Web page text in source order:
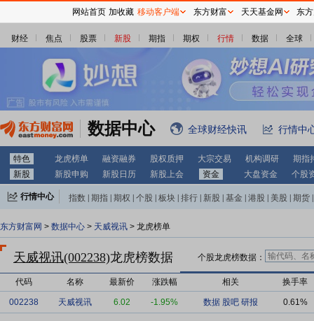
财经 焦点 股票 新股 期指 期权 行情 数据 全球
数据中心 全球财经快讯 行情中
特色 龙虎榜单 融资融券 股权质押 大宗交易 机构调研
期指
新股
新股申购 新股日历 新股上会 资金 大盘资金 个股
行情中心 指数 期指 期权 个股 板块 排行 新股 基金 港股 美股 期货
东方财富网 > 数据中心 > 天威视讯 > 龙虎榜单
天威视讯(002238)龙虎榜数据 个股龙虎榜数据：
代码 名称 最新价 涨跌幅 相关 换手率
002238 天威视讯 6.02 -1.95% 数据 股吧 研报 0.61%
网站首页 加收藏 移动客户端 东方财富 天天基金网 东